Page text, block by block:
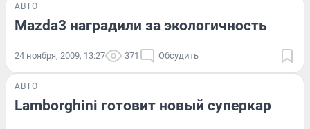
АВТО
Mazda3 наградили за экологичность
24 ноября, 2009, 13:27 371 Обсудить
АВТО
Lamborghini готовит новый суперкар